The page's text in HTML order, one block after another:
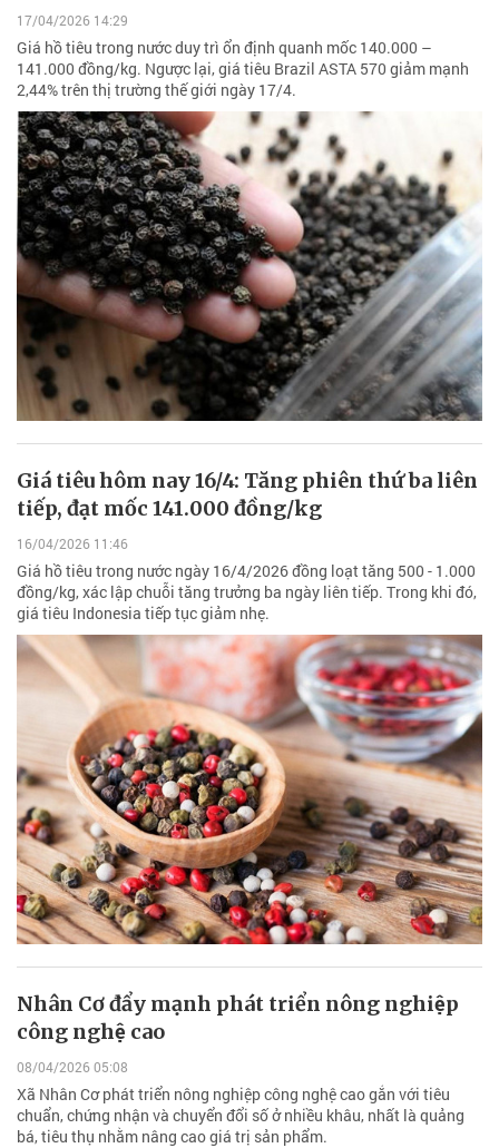
17/04/2026 14:29
Giá hồ tiêu trong nước duy trì ổn định quanh mốc 140.000 –
141.000 đồng/kg. Ngược lại, giá tiêu Brazil ASTA 570 giảm mạnh
2,44% trên thị trường thế giới ngày 17/4.
Giá tiêu hôm nay 16/4: Tăng phiên thứ ba liên
tiếp, đạt mốc 141.000 đồng/kg
16/04/2026 11:46
Giá hồ tiêu trong nước ngày 16/4/2026 đồng loạt tăng 500 - 1.000
đồng/kg, xác lập chuỗi tăng trưởng ba ngày liên tiếp. Trong khi đó,
giá tiêu Indonesia tiếp tục giảm nhẹ.
Nhân Cơ đẩy mạnh phát triển nông nghiệp
công nghệ cao
08/04/2026 05:08
Xã Nhân Cơ phát triển nông nghiệp công nghệ cao gắn với tiêu
chuẩn, chứng nhận và chuyển đổi số ở nhiều khâu, nhất là quảng
bá, tiêu thụ nhằm nâng cao giá trị sản phẩm.